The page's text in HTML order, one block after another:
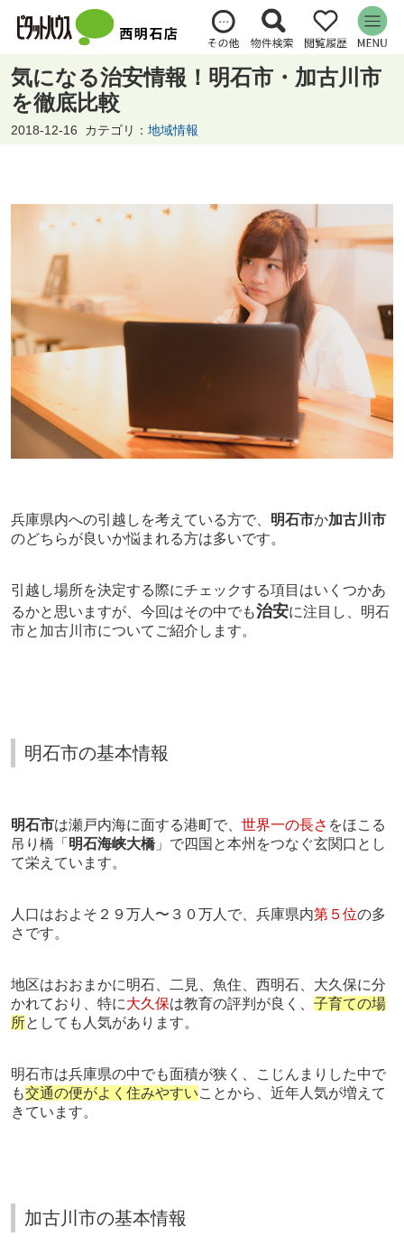
気になる治安情報！明石市・加古川市
を徹底比較
2018-12-16 カテゴリ： 地域情報
兵庫県内への引越しを考えている方で、 明石市か加古川市
のどちらが良いか悩まれる方は多いです。
引越し場所を決定する際にチェックする項目はいくつかあ
るかと思いますが、今回はその中でも治安に注目し、明石
市と加古川市についてご紹介します。
明石市の基本情報
明石市は瀬戸内海に面する港町で、 世界一の長さ をほこる
吊り橋「 明石海峡大橋」で四国と本州をつなぐ玄関口とし
て栄えています。
人口はおよそ２９万人〜３０万人で、兵庫県内第５位の多
さです。
地区はおおまかに明石、二見、魚住、西明石、大久保に分
かれており、特に大久保は教育の評判が良く、 子育ての場
所としても人気があります。
明石市は兵庫県の中でも面積が狭く、こじんまりした中で
も交通の便がよく住みやすいことから、近年人気が増えて
きています。
加古川市の基本情報